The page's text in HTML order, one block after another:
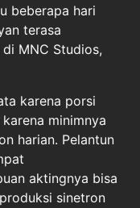
beberapa hari
terasa
MNC Studios,
karena porsi
minimnya
harian. Pelantun
aktingnya bisa
sinetron